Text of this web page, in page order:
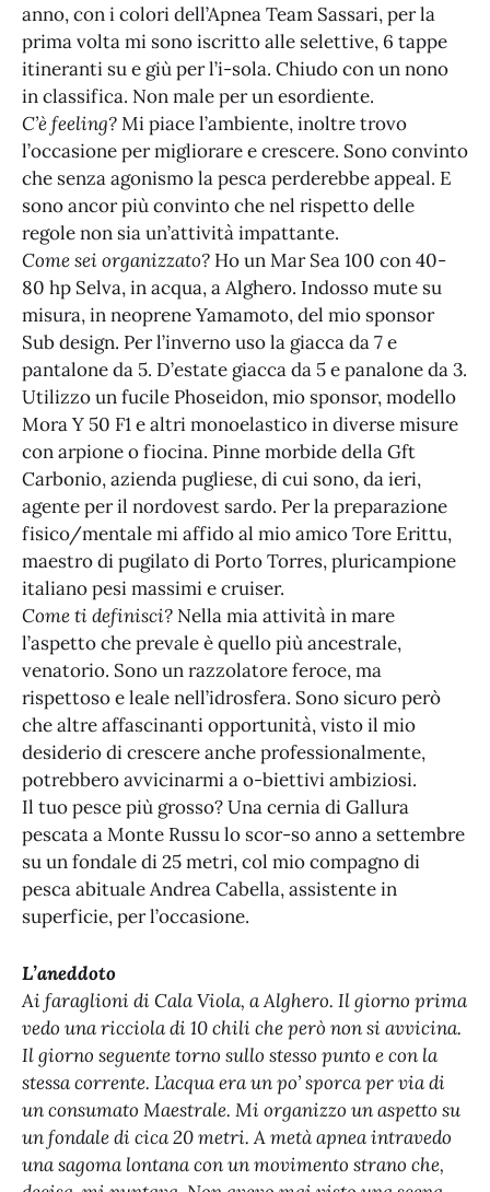
anno, con i colori dell’Apnea Team Sassari, per la
prima volta mi sono iscritto alle selettive, 6 tappe
itineranti su e giù per l’i-sola. Chiudo con un nono
in classifica. Non male per un esordiente.
C’è feeling?Mi piace l’ambiente, inoltre trovo
l’occasione per migliorare e crescere. Sono convinto
che senza agonismo la pesca perderebbe appeal. E
sono ancor più convinto che nel rispetto delle
regole non sia un’attività impattante.
Come sei organizzato? Ho un Mar Sea 100 con 40-
80 hp Selva, in acqua, a Alghero. Indosso mute su
misura, in neoprene Yamamoto, del mio sponsor
Sub design. Per l’inverno uso la giacca da 7 e
pantalone da 5. D’estate giacca da 5 e panalone da 3.
Utilizzo un fucile Phoseidon, mio sponsor, modello
Mora Y 50 F1 e altri monoelastico in diverse misure
con arpione o fiocina. Pinne morbide della Gft
Carbonio, azienda pugliese, di cui sono, da ieri,
agente per il nordovest sardo. Per la preparazione
fisico/mentale mi affido al mio amico Tore Erittu,
maestro di pugilato di Porto Torres, pluricampione
italiano pesi massimi e cruiser.
Come ti definisci? Nella mia attività in mare
l’aspetto che prevale è quello più ancestrale,
venatorio. Sono un razzolatore feroce, ma
rispettoso e leale nell’idrosfera. Sono sicuro però
che altre affascinanti opportunità, visto il mio
desiderio di crescere anche professionalmente,
potrebbero avvicinarmi a o-biettivi ambiziosi.
Il tuo pesce più grosso? Una cernia di Gallura
pescata a Monte Russu lo scor-so anno a settembre
su un fondale di 25 metri, col mio compagno di
pesca abituale Andrea Cabella, assistente in
superficie, per l’occasione.
L’aneddoto
Ai faraglioni di Cala Viola, a Alghero. Il giorno prima
vedo una ricciola di 10 chili che però non si avvicina.
Il giorno seguente torno sullo stesso punto e con la
stessa corrente. L’acqua era un po’ sporca per via di
un consumato Maestrale. Mi organizzo un aspetto su
un fondale di cica 20 metri. A metà apnea intravedo
una sagoma lontana con un movimento strano che,